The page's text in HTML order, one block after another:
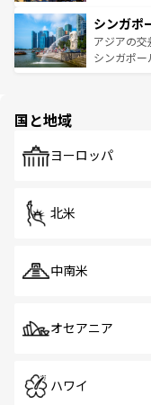
参照してほ
激する。気
が待って
た文化、
み、どこを
ており、
うな絶景
シンガポ
アジアの
シンガポ
で、ホーカ
国と地域
ヨーロッパ
北米
中南米
オセアニア
ハワイ